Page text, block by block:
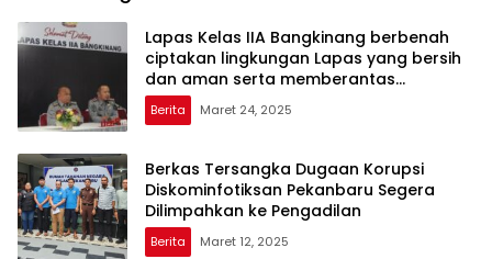
Lapas Kelas IIA Bangkinang berbenah
ciptakan lingkungan Lapas yang bersih
dan aman serta memberantas
Handphone, pungutan liar dan narkoba
(Halinar).
Berita Maret 24, 2025
Berkas Tersangka Dugaan Korupsi
Diskominfotiksan Pekanbaru Segera
Dilimpahkan ke Pengadilan
Berita Maret 12, 2025